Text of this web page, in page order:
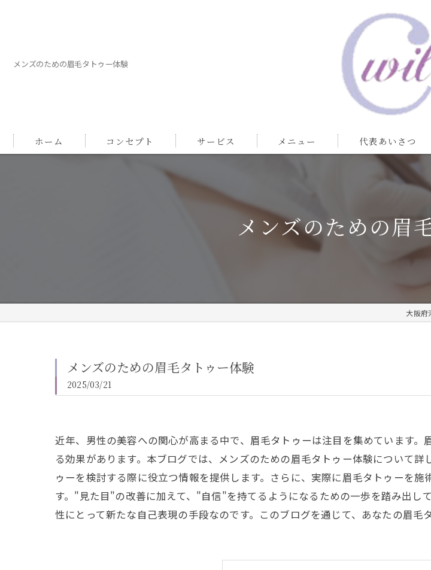
メンズのための眉毛タトゥー体験
ホーム コンセプト サービス メニュー 代表あいさつ
メンズのための眉
大阪府
メンズのための眉毛タトゥー体験
2025/03/21
近年、男性の美容への関心が高まる中で、眉毛タトゥーは注目を集めています
る効果があります。本ブログでは、メンズのための眉毛タトゥー体験について
ゥーを検討する際に役立つ情報を提供します。さらに、実際に眉毛タトゥーを
す。"見た目"の改善に加えて、"自信"を持てるようになるための一歩を踏み出
性にとって新たな自己表現の手段なのです。このブログを通じて、あなたの眉毛